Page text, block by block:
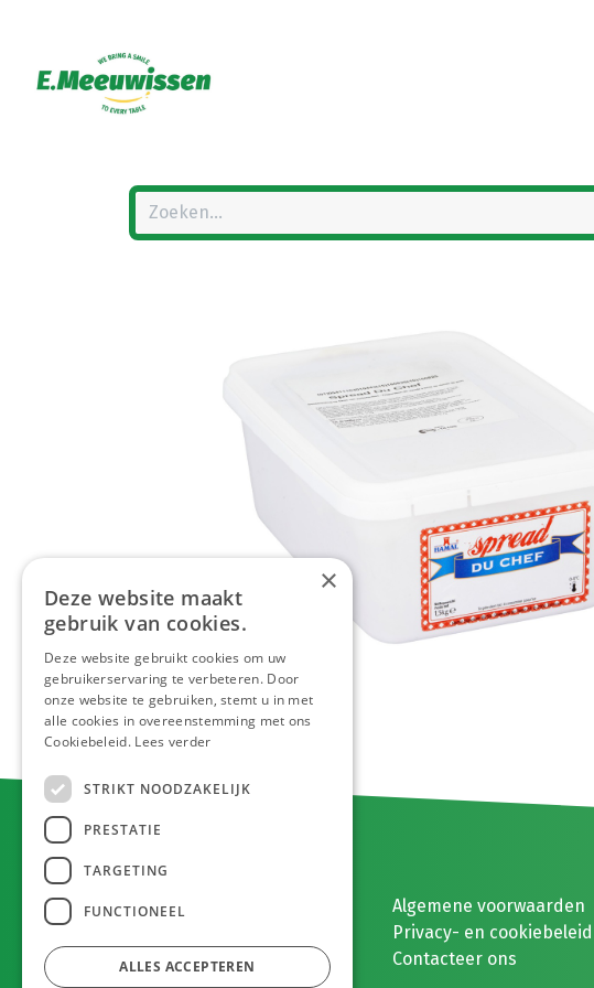
E. MEEUWISSEN BV
Gaston Eyskenslaan 2
3900 Pelt, België
Algemene voorwaarden
Privacy- en cookiebeleid
Contacteer ons
×
Deze website maakt
gebruik van cookies.
Deze website gebruikt cookies om uw
gebruikerservaring te verbeteren. Door
onze website te gebruiken, stemt u in met
alle cookies in overeenstemming met ons
Cookiebeleid. Lees verder
STRIKT NOODZAKELIJK
PRESTATIE
TARGETING
FUNCTIONEEL
ALLES ACCEPTEREN